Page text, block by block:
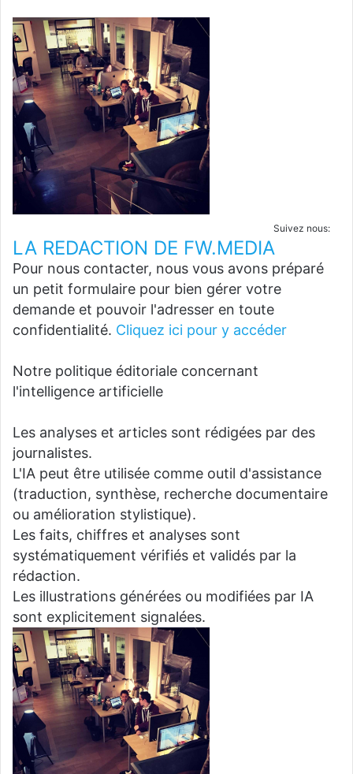
Suivez nous:
LA REDACTION DE FW.MEDIA
Pour nous contacter, nous vous avons préparé
un petit formulaire pour bien gérer votre
demande et pouvoir l'adresser en toute
confidentialité. Cliquez ici pour y accéder
Notre politique éditoriale concernant
l'intelligence artificielle
Les analyses et articles sont rédigées par des
journalistes.
L'IA peut être utilisée comme outil d'assistance
(traduction, synthèse, recherche documentaire
ou amélioration stylistique).
Les faits, chiffres et analyses sont
systématiquement vérifiés et validés par la
rédaction.
Les illustrations générées ou modifiées par IA
sont explicitement signalées.